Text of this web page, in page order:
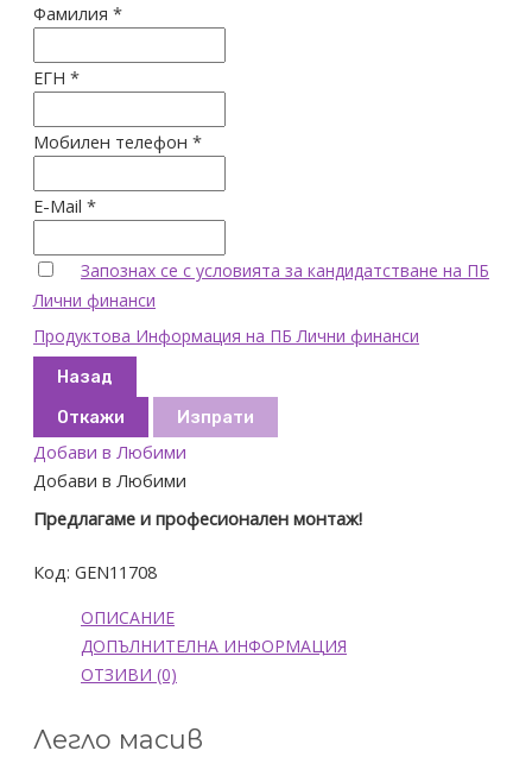
Фамилия *
ЕГН *
Мобилен телефон *
E-Mail *
Запознах се с условията за кандидатстване на ПБ
Лични финанси
Продуктова Информация на ПБ Лични финанси
Назад
Откажи
Изпрати
Добави в Любими
Добави в Любими
Предлагаме и професионален монтаж!
Код: GEN11708
ОПИСАНИЕ
ДОПЪЛНИТЕЛНА ИНФОРМАЦИЯ
ОТЗИВИ (0)
Легло масив